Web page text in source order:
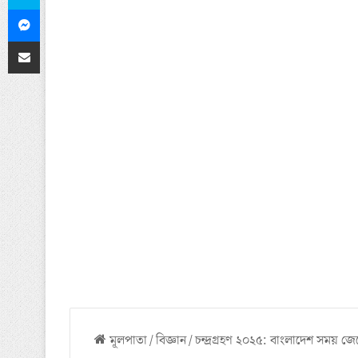
মূলপাতা/বিজ্ঞান/চন্দ্রগ্রহণ ২০২৫: বাংলাদেশ সময়
Messenger
ইমেলের মাধ্যমে শেয়ার করুন